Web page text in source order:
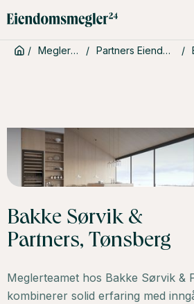
/ Meglerbyråer / Partners Eiendomsmegling /
Bakke Sørvik &
Partners, Tønsberg
Meglerteamet hos Bakke Sørvik &
kombinerer solid erfaring med